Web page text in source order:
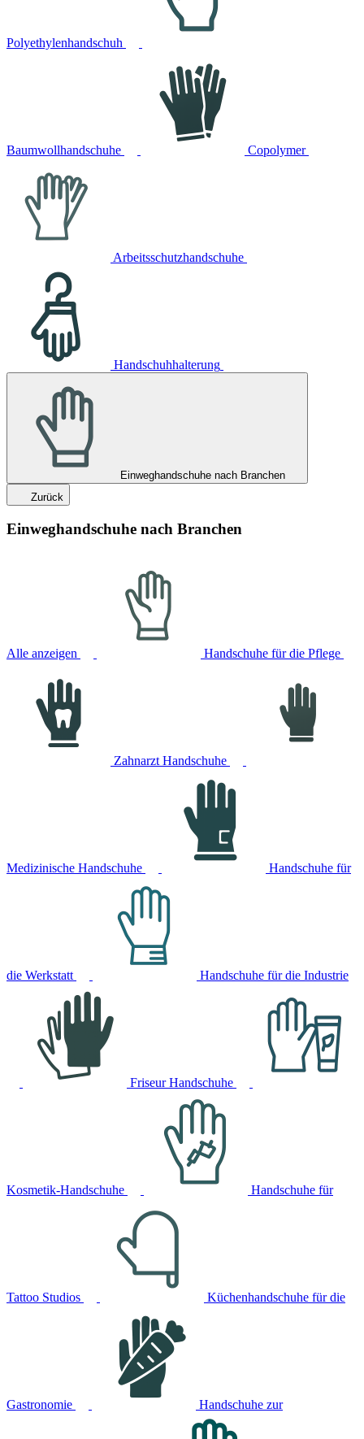
Polyethylenhandschuh
Baumwollhandschuhe Copolymer
Arbeitsschutzhandschuhe
Handschuhhalterung
Einweghandschuhe nach Branchen
Zurück
Einweghandschuhe nach Branchen
Alle anzeigen Handschuhe für die Pflege
Zahnarzt Handschuhe
Medizinische Handschuhe Handschuhe für
die Werkstatt Handschuhe für die Industrie
Friseur Handschuhe
Kosmetik-Handschuhe Handschuhe für
Tattoo Studios Küchenhandschuhe für die
Gastronomie Handschuhe zur